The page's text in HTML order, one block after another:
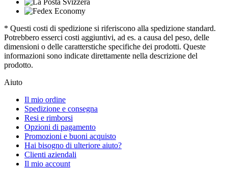
* Questi costi di spedizione si riferiscono alla spedizione standard.
Potrebbero esserci costi aggiuntivi, ad es. a causa del peso, delle
dimensioni o delle caratterstiche specifiche dei prodotti. Queste
informazioni sono indicate direttamente nella descrizione del
prodotto.
Aiuto
Il mio ordine
Spedizione e consegna
Resi e rimborsi
Opzioni di pagamento
Promozioni e buoni acquisto
Hai bisogno di ulteriore aiuto?
Clienti aziendali
Il mio account